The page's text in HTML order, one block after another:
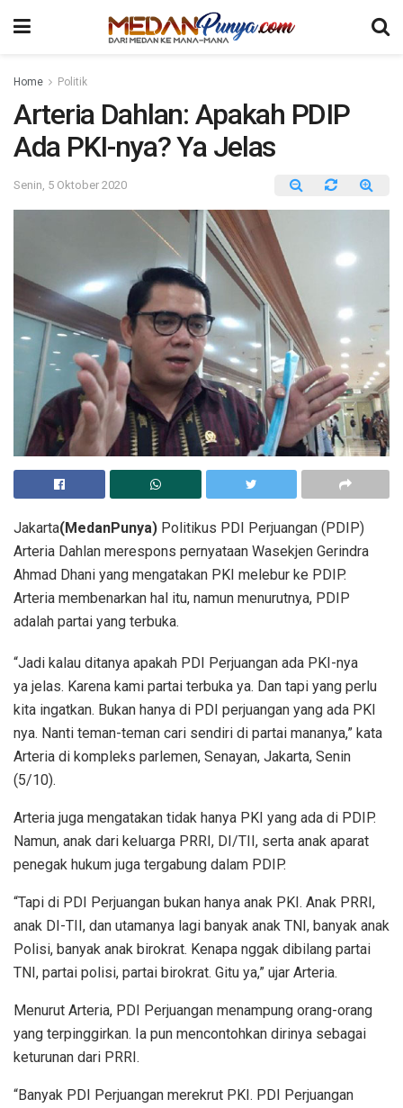
Home Politik
Arteria Dahlan: Apakah PDIP
Ada PKI-nya? Ya Jelas
Senin, 5 Oktober 2020
Jakarta(MedanPunya) Politikus PDI Perjuangan (PDIP)
Arteria Dahlan merespons pernyataan Wasekjen Gerindra
Ahmad Dhani yang mengatakan PKI melebur ke PDIP.
Arteria membenarkan hal itu, namun menurutnya, PDIP
adalah partai yang terbuka.
“Jadi kalau ditanya apakah PDI Perjuangan ada PKI-nya
ya jelas. Karena kami partai terbuka ya. Dan tapi yang perlu
kita ingatkan. Bukan hanya di PDI perjuangan yang ada PKI
nya. Nanti teman-teman cari sendiri di partai mananya,” kata
Arteria di kompleks parlemen, Senayan, Jakarta, Senin
(5/10).
Arteria juga mengatakan tidak hanya PKI yang ada di PDIP.
Namun, anak dari keluarga PRRI, DI/TII, serta anak aparat
penegak hukum juga tergabung dalam PDIP.
“Tapi di PDI Perjuangan bukan hanya anak PKI. Anak PRRI,
anak DI-TII, dan utamanya lagi banyak anak TNI, banyak anak
Polisi, banyak anak birokrat. Kenapa nggak dibilang partai
TNI, partai polisi, partai birokrat. Gitu ya,” ujar Arteria.
Menurut Arteria, PDI Perjuangan menampung orang-orang
yang terpinggirkan. Ia pun mencontohkan dirinya sebagai
keturunan dari PRRI.
“Banyak PDI Perjuangan merekrut PKI. PDI Perjuangan